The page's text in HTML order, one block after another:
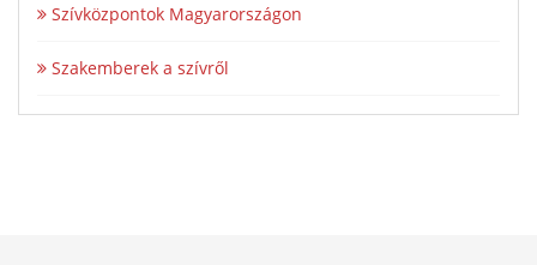
Szívközpontok Magyarországon
Szakemberek a szívről